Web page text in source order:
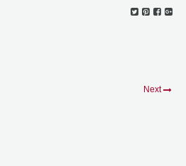
Next